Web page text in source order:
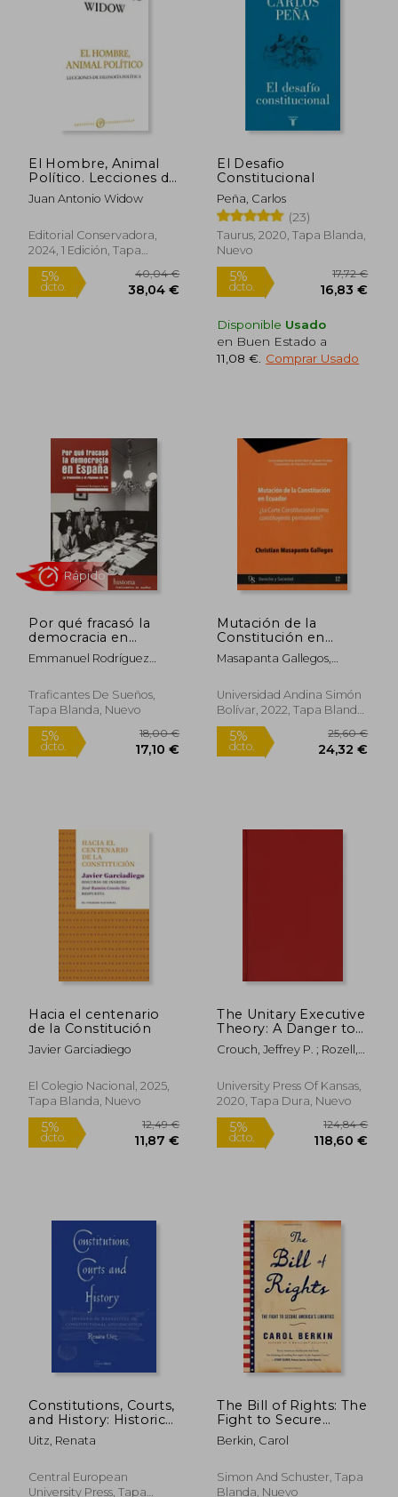
5%
dcto. 16,63 €
5%
dcto.
Rápido
El Hombre, Animal
Político. Lecciones de
filosofía política
Juan Antonio Widow
Editorial Conservadora,
2024, 1 Edición, Tapa
Blanda, Nuevo
5%
El Desafio
Constitucional
Peña, Carlos
(23)
Taurus, 2020, Tapa Blanda,
Nuevo
5%
Disponible Usado
en Buen Estado a
11,08 € Comprar Usado
Por qué fracasó la
democracia en
España: La Transición
y el régimen del 78
Emmanuel Rodríguez
Traficantes De Sueños,
Tapa Blanda, Nuevo
Mutación de la
Constitución en
Ecuador ¿La Corte
Constitucional como
permanente?
Masapanta Gallegos,
Universidad Andina Simón
Bolívar, 2022, Tapa Blanda,
Nuevo
Hacia el centenario
de la Constitución
Javier Garciadiego
El Colegio Nacional, 2025,
Tapa Blanda, Nuevo
The Unitary Executive
Theory: A Danger to
Constitutional
Government (en
Crouch, Jeffrey P. ; Rozell,
Mitchel A.
University Press Of Kansas,
2020, Tapa Dura, Nuevo
Constitutions, Courts,
and History: Historical
Narratives in
Constitutional
Inglés)
Uitz, Renata
Central European
University Press, Tapa
The Bill of Rights: The
Fight to Secure
America's Liberties
(en Inglés)
Berkin, Carol
Simon And Schuster, Tapa
Blanda, Nuevo